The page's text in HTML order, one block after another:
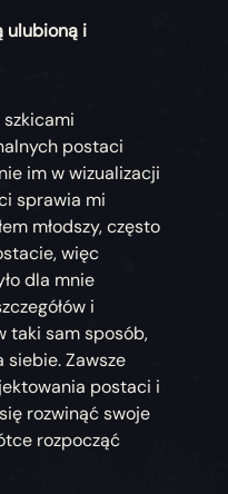
ulubioną i
postaci
im w wizualizacji
sprawia mi
młodszy, często
więc
dla mnie
i
taki sam sposób,
siebie. Zawsze
postaci i
rozwinąć swoje
rozpocząć